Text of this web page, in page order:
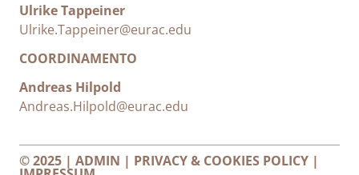
Ulrike Tappeiner
Ulrike.Tappeiner@eurac.edu
COORDINAMENTO
Andreas Hilpold
Andreas.Hilpold@eurac.edu
© 2025 | ADMIN | PRIVACY & COOKIES POLICY |